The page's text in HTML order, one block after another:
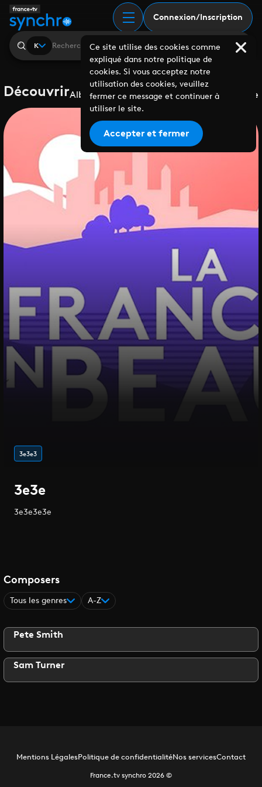
Connexion/Inscription
K
DécouvrirAlbumsPlaylistsCollaborationsLabels Genre
3e3e3
3e3e
3e3e3e3e
Composers
Tous les genres A-Z
Pete Smith
Sam Turner
Mentions LégalesPolitique de confidentialitéNos servicesContact
France.tv synchro 2026 ©
Ce site utilise des cookies comme
expliqué dans notre politique de
cookies. Si vous acceptez notre
utilisation des cookies, veuillez
fermer ce message et continuer à
utiliser le site.
Accepter et fermer